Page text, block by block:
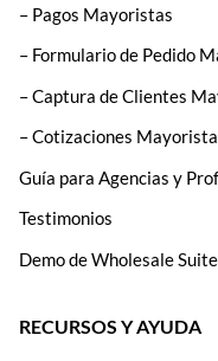
– Pagos Mayoristas
– Formulario de Pedido
– Captura de Clientes
– Cotizaciones
Guía para Agencias y
Testimonios
Demo de Wholesale Suite
RECURSOS Y AYUDA